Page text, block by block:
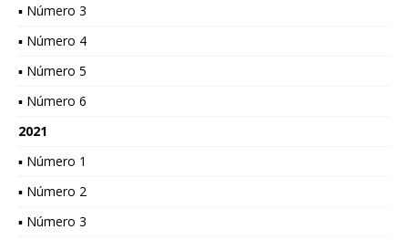
▪ Número 3
▪ Número 4
▪ Número 5
▪ Número 6
2021
▪ Número 1
▪ Número 2
▪ Número 3